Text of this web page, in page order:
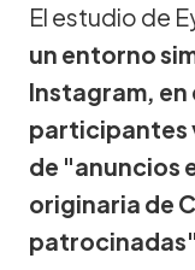
El estudio de
un entorno
Instagram, en
participantes
de "anuncios
originaria de